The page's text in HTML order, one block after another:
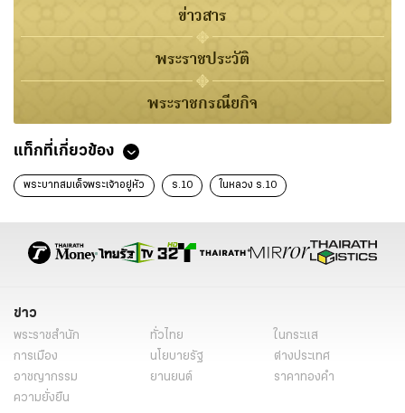
ข่าวสาร
พระราชประวัติ
พระราชกรณียกิจ
แท็กที่เกี่ยวข้อง
พระบาทสมเด็จพระเจ้าอยู่หัว ร.10 ในหลวง ร.10
ข่าว
พระราชสำนัก ทั่วไทย
ในกระแส
การเมือง
นโยบายรัฐ
ต่างประเทศ
อาชญากรรม
ยานยนต์
ราคาทองคำ
ความยั่งยืน